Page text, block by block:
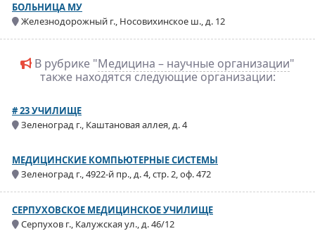
БОЛЬНИЦА МУ
Железнодорожный г., Носовихинское ш., д. 12
В рубрике "Медицина – научные организации"
также находятся следующие организации:
# 23 УЧИЛИЩЕ
Зеленоград г., Каштановая аллея, д. 4
МЕДИЦИНСКИЕ КОМПЬЮТЕРНЫЕ СИСТЕМЫ
Зеленоград г., 4922-й пр., д. 4, стр. 2, оф. 472
СЕРПУХОВСКОЕ МЕДИЦИНСКОЕ УЧИЛИЩЕ
Серпухов г., Калужская ул., д. 46/12